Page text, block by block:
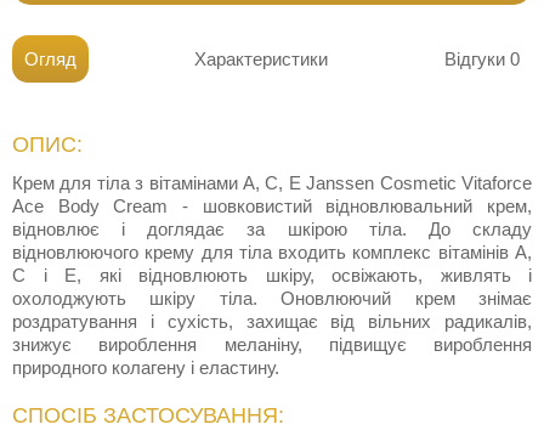
Огляд Характеристики Відгуки 0
ОПИС:
Крем для тіла з вітамінами А, С, Е Janssen Cosmetic Vitaforce
Ace Body Cream - шовковистий відновлювальний крем,
відновлює і доглядає за шкірою тіла. До складу
відновлюючого крему для тіла входить комплекс вітамінів А,
С і Е, які відновлюють шкіру, освіжають, живлять і
охолоджують шкіру тіла. Оновлюючий крем знімає
роздратування і сухість, захищає від вільних радикалів,
знижує вироблення меланіну, підвищує вироблення
природного колагену і еластину.
СПОСІБ ЗАСТОСУВАННЯ: